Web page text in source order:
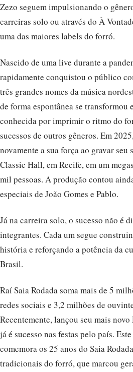
Zezo seguem impulsionando o
carreiras solo ou através do À
uma das maiores labels do forró.
Nascido de uma live durante a
rapidamente conquistou o público
três grandes nomes da música
de forma espontânea se transformou
conhecida por imprimir o ritmo do
sucessos de outros gêneros. Em
novamente a sua força ao gravar seu
Classic Hall, em Recife, em um
mil pessoas. A produção contou
especiais de João Gomes e Pablo.
Já na carreira solo, o sucesso não é
integrantes. Cada um segue
história e reforçando a potência da
Brasil.
Raí Saia Rodada soma mais de 5
redes sociais e 3,2 milhões de
Recentemente, lançou seu mais novo
já é sucesso nas festas pelo país.
comemora os 25 anos do Saia
tradicionais do forró, que marcou